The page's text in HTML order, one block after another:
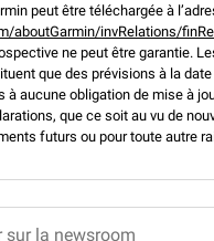
peut être téléchargée à
aboutGarmin/invRelations/
ne peut être garantie.
que des prévisions à la
à aucune obligation de mise à
que ce soit au vu de
futurs ou pour toute autre